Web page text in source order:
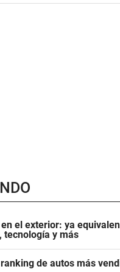
el exterior: ya
tecnología y más
de autos más